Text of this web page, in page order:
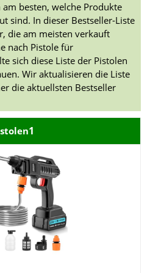
besten, welche Produkte
sind. In dieser Bestseller-Liste
die am meisten verkauft
nach Pistole für
sich diese Liste der Pistolen
Wir aktualisieren die Liste
die aktuellsten Bestseller
1